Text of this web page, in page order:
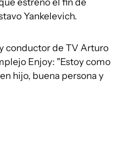
Yankelevich.
conductor de TV Arturo
Enjoy: "Estoy como
hijo, buena persona y